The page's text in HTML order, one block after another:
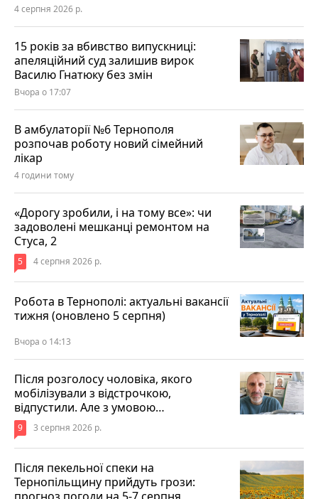
4 серпня 2026 р.
15 років за вбивство випускниці:
апеляційний суд залишив вирок
Василю Гнатюку без змін
Вчора о 17:07
В амбулаторії №6 Тернополя
розпочав роботу новий сімейний
лікар
4 години тому
«Дорогу зробили, і на тому все»: чи
задоволені мешканці ремонтом на
Стуса, 2
5 4 серпня 2026 р.
Робота в Тернополі: актуальні вакансії
тижня (оновлено 5 серпня)
Вчора о 14:13
Після розголосу чоловіка, якого
мобілізували з відстрочкою,
відпустили. Але з умовою…
9 3 серпня 2026 р.
Після пекельної спеки на
Тернопільщину прийдуть грози: